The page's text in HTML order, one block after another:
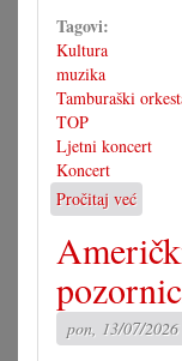
Tagovi:
Kultura
muzika
Tamburaški
TOP
Ljetni koncert
Koncert
Pročitaj već
Dva
TOP-
a
pon, 13/07/